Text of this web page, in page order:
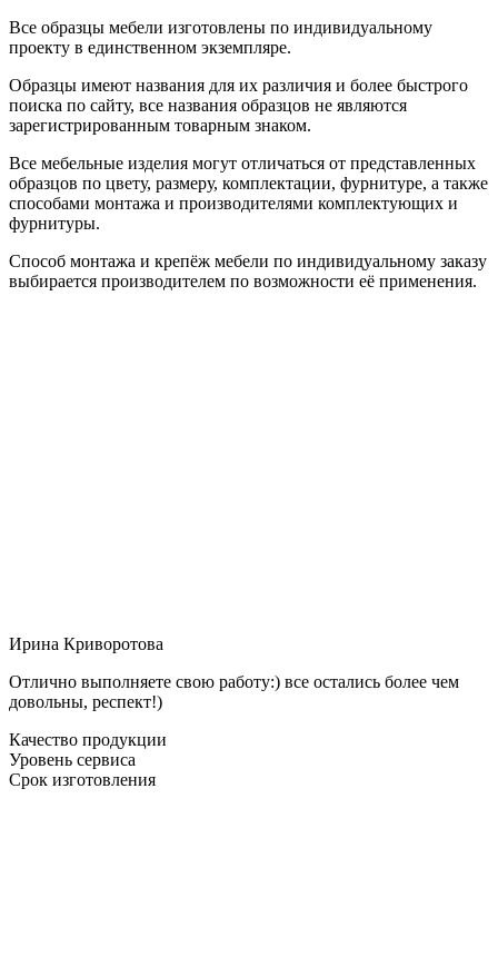
Все образцы мебели изготовлены по индивидуальному
проекту в единственном экземпляре.
Образцы имеют названия для их различия и более быстрого
поиска по сайту, все названия образцов не являются
зарегистрированным товарным знаком.
Все мебельные изделия могут отличаться от представленных
образцов по цвету, размеру, комплектации, фурнитуре, а также
способами монтажа и производителями комплектующих и
фурнитуры.
Способ монтажа и крепёж мебели по индивидуальному заказу
выбирается производителем по возможности её применения.
Ирина Криворотова
Отлично выполняете свою работу:) все остались более чем
довольны, респект!)
Качество продукции
Уровень сервиса
Срок изготовления